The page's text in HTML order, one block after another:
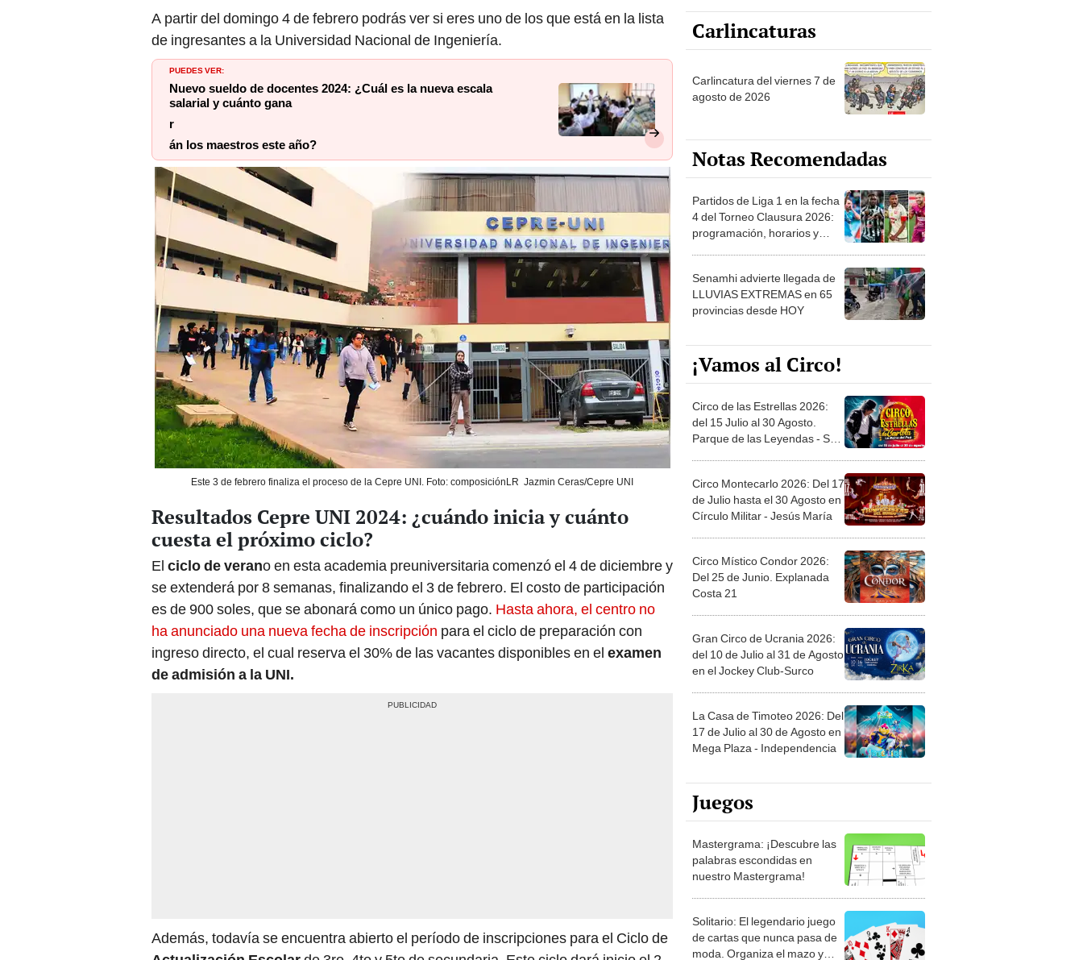
A partir del domingo 4 de febrero podrás ver si eres uno de los que está en la lista
de ingresantes a la Universidad Nacional de Ingeniería.
PUEDES VER:
Nuevo sueldo de docentes 2024: ¿Cuál es la nueva escala
salarial y cuánto gana
r
án los maestros este año?
Este 3 de febrero finaliza el proceso de la Cepre UNI. Foto: composiciónLR Jazmin Ceras/Cepre UNI
Resultados Cepre UNI 2024: ¿cuándo inicia y cuánto
cuesta el próximo ciclo?
El ciclo de verano en esta academia preuniversitaria comenzó el 4 de diciembre y
se extenderá por 8 semanas, finalizando el 3 de febrero. El costo de participación
es de 900 soles, que se abonará como un único pago. Hasta ahora, el centro no
ha anunciado una nueva fecha de inscripción para el ciclo de preparación con
ingreso directo, el cual reserva el 30% de las vacantes disponibles en el examen
de admisión a la UNI.
Además, todavía se encuentra abierto el período de inscripciones para el Ciclo de
Carlincaturas
Carlincatura del viernes 7 de
agosto de 2026
Notas Recomendadas
Partidos de Liga 1 en la fecha
4 del Torneo Clausura 2026:
programación, horarios y
Senamhi advierte llegada de
LLUVIAS EXTREMAS en 65
provincias desde HOY
¡Vamos al Circo!
Circo de las Estrellas 2026:
del 15 Julio al 30 Agosto.
Parque de las Leyendas - San
Circo Montecarlo 2026: Del 17
de Julio hasta el 30 Agosto en
Círculo Militar - Jesús María
Circo Místico Condor 2026:
Del 25 de Junio. Explanada
Costa 21
Gran Circo de Ucrania 2026:
del 10 de Julio al 31 de Agosto
en el Jockey Club-Surco
La Casa de Timoteo 2026: Del
17 de Julio al 30 de Agosto en
Mega Plaza - Independencia
Juegos
Mastergrama: ¡Descubre las
palabras escondidas en
nuestro Mastergrama!
Solitario: El legendario juego
de cartas que nunca pasa de
moda. Organiza el mazo y